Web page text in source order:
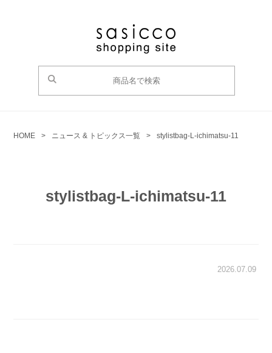
HOME > ニュース & トピックス一覧 > stylistbag-L-ichimatsu-11
stylistbag-L-ichimatsu-11
2026.07.09